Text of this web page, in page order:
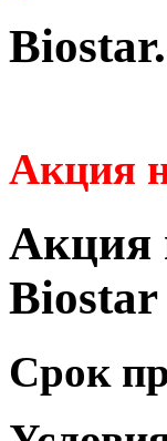
Акция
Акция
Biostar
Срок